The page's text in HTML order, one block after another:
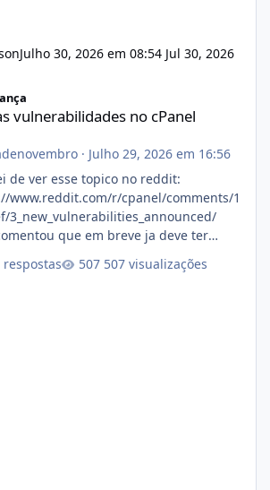
Julho 30, 2026 em 08:54 Jul 30, 2026
no cPanel
vulnerabilidades no cPanel
· Julho 29, 2026 em 16:56
de ver esse topico no reddit:
www.reddit.com/r/cpanel/comments/1
3_new_vulnerabilities_announced/
que em breve ja deve ter
respostas 507 visualizações